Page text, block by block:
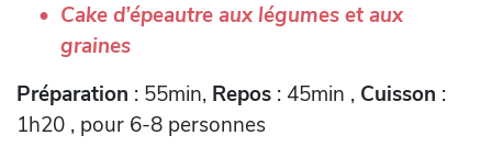
Cake d’épeautre aux légumes et aux
graines
Préparation : 55min, Repos : 45min , Cuisson :
1h20 , pour 6-8 personnes